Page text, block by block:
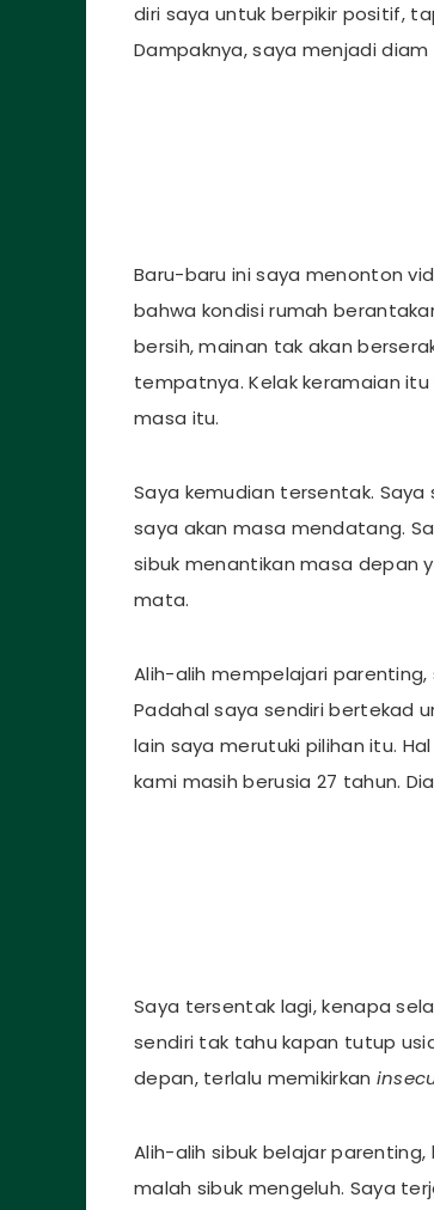
diri saya untuk berpikir positif,
Dampaknya, saya menjadi
Baru-baru ini saya menonton
bahwa kondisi rumah
bersih, mainan tak akan
tempatnya. Kelak keramaian
masa itu.
Saya kemudian tersentak.
saya akan masa mendatang.
sibuk menantikan masa depan
mata.
Alih-alih mempelajari parenting,
Padahal saya sendiri bertekad
lain saya merutuki pilihan itu.
kami masih berusia 27 tahun.
Saya tersentak lagi, kenapa
sendiri tak tahu kapan tutup
depan, terlalu memikirkan
Alih-alih sibuk belajar
malah sibuk mengeluh. Saya